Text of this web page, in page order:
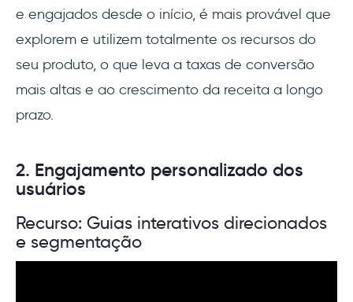
e engajados desde o início, é mais provável que
explorem e utilizem totalmente os recursos do
seu produto, o que leva a taxas de conversão
mais altas e ao crescimento da receita a longo
prazo.
2. Engajamento personalizado dos
usuários
Recurso: Guias interativos direcionados
e segmentação